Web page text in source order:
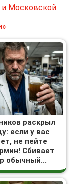
и Московской
раскрыл
если у вас
не пейте
Сбивает
обычный...